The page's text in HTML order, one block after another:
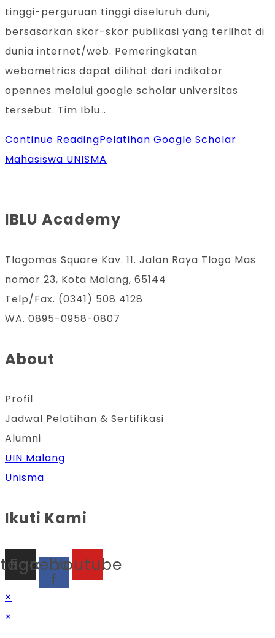
tinggi-perguruan tinggi diseluruh duni,
bersasarkan skor-skor publikasi yang terlihat di
dunia internet/web. Pemeringkatan
webometrics dapat dilihat dari indikator
opennes melalui google scholar universitas
tersebut. Tim Iblu…
Continue ReadingPelatihan Google Scholar
Mahasiswa UNISMA
IBLU Academy
Tlogomas Square Kav. 11. Jalan Raya Tlogo Mas
nomor 23, Kota Malang, 65144
Telp/Fax. (0341) 508 4128
WA. 0895-0958-0807
About
Profil
Jadwal Pelatihan & Sertifikasi
Alumni
UIN Malang
Unisma
Ikuti Kami
Facebook-
f
Youtube
×
×